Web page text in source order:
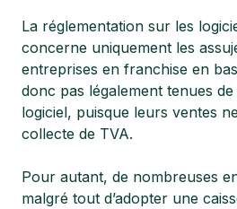
La réglementation sur les
concerne uniquement les
entreprises en franchise en
donc pas légalement tenues de
logiciel, puisque leurs ventes
collecte de TVA.
Pour autant, de nombreuses
malgré tout d’adopter une